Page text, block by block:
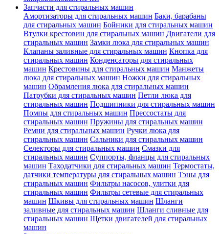
Запчасти для стиральных машин
Амортизаторы для стиральных машин Баки, барабаны
для стиральных машин Бойники для стиральных машин
Втулки крестовин для стиральных машин Двигатели для
стиральных машин Замки люка для стиральных машин
Клапаны заливные для стиральных машин Кнопка для
стиральных машин Конденсаторы для стиральных
машин Крестовины для стиральных машин Манжеты
люка для стиральных машин Ножки для стиральных
машин Обрамления люка для стиральных машин
Патрубки для стиральных машин Петли люка для
стиральных машин Подшипники для стиральных машин
Помпы для стиральных машин Прессостаты для
стиральных машин Пружины для стиральных машин
Ремни для стиральных машин Ручки люка для
стиральных машин Сальники для стиральных машин
Селекторы для стиральных машин Смазки для
стиральных машин Суппорты, фланцы для стиральных
машин Таходатчики для стиральных машин Термостаты,
датчики температуры для стиральных машин Тэны для
стиральных машин Фильтры насосов, улитки для
стиральных машин Фильтры сетевые для стиральных
машин Шкивы для стиральных машин Шланги
заливные для стиральных машин Шланги сливные для
стиральных машин Щетки двигателей для стиральных
машин